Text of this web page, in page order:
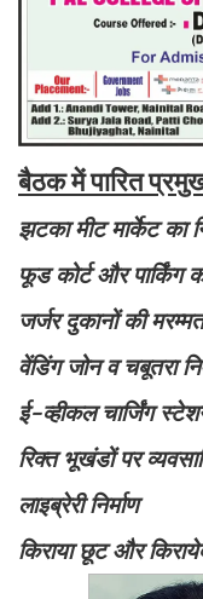
बैठक में पारित
झटका मीट मार्केट का
फूड कोर्ट और पार्किंग
जर्जर दुकानों की
वेंडिंग जोन व चबूतरा
ई-व्हीकल चार्जिंग
रिक्त भूखंडों पर
लाइब्रेरी निर्माण
किराया छूट और